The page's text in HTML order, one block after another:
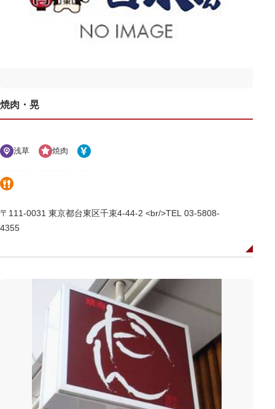
焼肉・晃
浅草 焼肉
〒111-0031 東京都台東区千束4-44-2 <br/>TEL 03-5808-
4355